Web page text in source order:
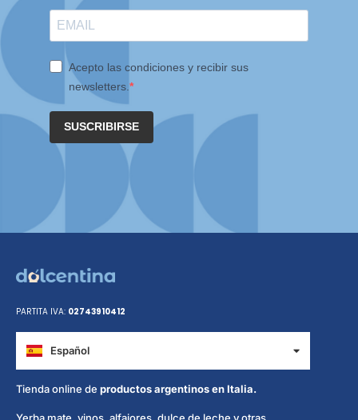
Acepto las condiciones y recibir sus
newsletters.
SUSCRIBIRSE
PARTITA IVA: 02743910412
Español
Italiano
Tienda online de productos argentinos en Italia.
Yerba mate, vinos, alfajores, dulce de leche y otras